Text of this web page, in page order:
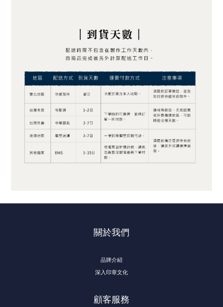
關於我們
品牌介紹
深入印章文化
顧客服務